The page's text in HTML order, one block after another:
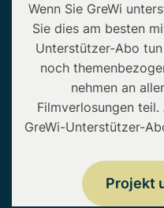
Wenn Sie GreWi
Sie dies am besten
Unterstützer-Abo
noch
nehmen an
Filmverlosungen
GreWi-Unterstützer-
Projekt